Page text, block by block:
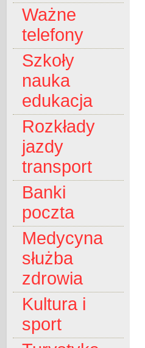
Ważne
telefony
Szkoły
nauka
edukacja
Rozkłady
jazdy
transport
Banki
poczta
Medycyna
służba
zdrowia
Kultura i
sport